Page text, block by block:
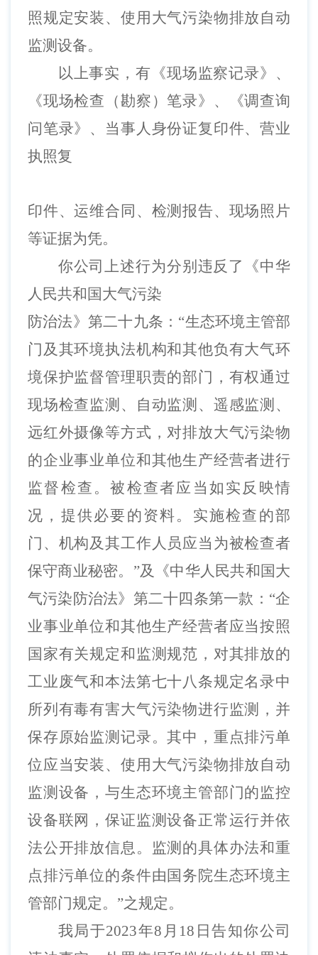
照规定安装、使用大气污染物排放自动
监测设备。
以上事实，有《现场监察记录》、
《现场检查（勘察）笔录》、《调查询
问笔录》、当事人身份证复印件、营业
执照复
印件、运维合同、检测报告、现场照片
等证据为凭。
你公司上述行为分别违反了《中华
人民共和国大气污染
防治法》第二十九条： “生态环境主管部
门及其环境执法机构和其他负有大气环
境保护监督管理职责的部门，有权通过
现场检查监测、自动监测、遥感监测、
远红外摄像等方式，对排放大气污染物
的企业事业单位和其他生产经营者进行
监督检查。被检查者应当如实反映情
况，提供必要的资料。实施检查的部
门、机构及其工作人员应当为被检查者
保守商业秘密。”及《中华人民共和国大
气污染防治法》第二十四条第一款：“企
业事业单位和其他生产经营者应当按照
国家有关规定和监测规范，对其排放的
工业废气和本法第七十八条规定名录中
所列有毒有害大气污染物进行监测，并
保存原始监测记录。其中，重点排污单
位应当安装、使用大气污染物排放自动
监测设备，与生态环境主管部门的监控
设备联网，保证监测设备正常运行并依
法公开排放信息。监测的具体办法和重
点排污单位的条件由国务院生态环境主
管部门规定。”之规定。
我局于2023年8 月 18 日告知你公司